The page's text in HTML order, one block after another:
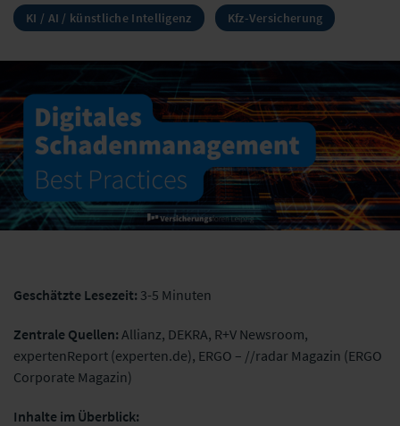
KI / AI / künstliche Intelligenz Kfz-Versicherung
Geschätzte Lesezeit: 3-5 Minuten
Zentrale Quellen: Allianz, DEKRA, R+V Newsroom,
expertenReport (experten.de), ERGO – //radar Magazin (ERGO
Corporate Magazin)
Inhalte im Überblick: